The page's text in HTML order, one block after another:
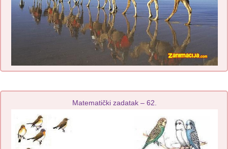
Matematički zadatak – 62.